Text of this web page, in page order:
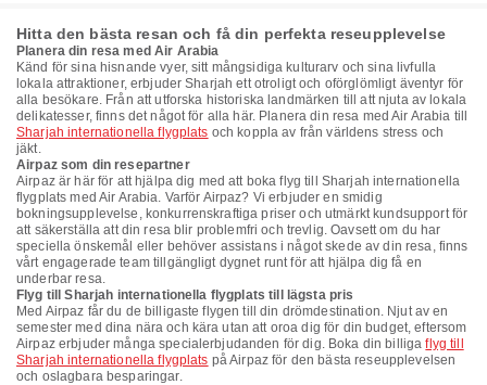
Hitta den bästa resan och få din perfekta reseupplevelse
Planera din resa med Air Arabia
Känd för sina hisnande vyer, sitt mångsidiga kulturarv och sina livfulla
lokala attraktioner, erbjuder Sharjah ett otroligt och oförglömligt äventyr för
alla besökare. Från att utforska historiska landmärken till att njuta av lokala
delikatesser, finns det något för alla här. Planera din resa med Air Arabia till
Sharjah internationella flygplats och koppla av från världens stress och
jäkt.
Airpaz som din resepartner
Airpaz är här för att hjälpa dig med att boka flyg till Sharjah internationella
flygplats med Air Arabia. Varför Airpaz? Vi erbjuder en smidig
bokningsupplevelse, konkurrenskraftiga priser och utmärkt kundsupport för
att säkerställa att din resa blir problemfri och trevlig. Oavsett om du har
speciella önskemål eller behöver assistans i något skede av din resa, finns
vårt engagerade team tillgängligt dygnet runt för att hjälpa dig få en
underbar resa.
Flyg till Sharjah internationella flygplats till lägsta pris
Med Airpaz får du de billigaste flygen till din drömdestination. Njut av en
semester med dina nära och kära utan att oroa dig för din budget, eftersom
Airpaz erbjuder många specialerbjudanden för dig. Boka din billigaflyg till
Sharjah internationella flygplats på Airpaz för den bästa reseupplevelsen
och oslagbara besparingar.